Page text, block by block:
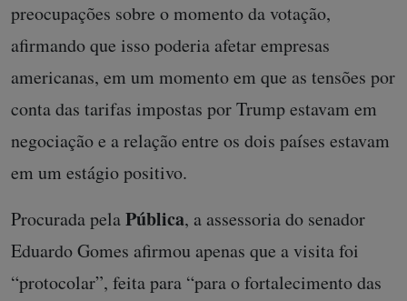
preocupações sobre o momento da votação,
afirmando que isso poderia afetar empresas
americanas, em um momento em que as tensões por
conta das tarifas impostas por Trump estavam em
negociação e a relação entre os dois países estavam
em um estágio positivo.
Procurada pelaPública, a assessoria do senador
Eduardo Gomes afirmou apenas que a visita foi
“protocolar”, feita para “para o fortalecimento das